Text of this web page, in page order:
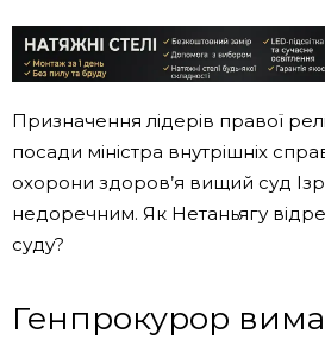
Призначення лідерів правої
посади міністра внутрішніх
охорони здоров’я вищий суд
недоречним. Як Нетаньягу
суду?
Генпрокурор